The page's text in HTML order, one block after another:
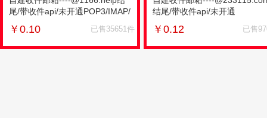
尾/带收件api/未开通POP3/IMAP/
￥ 0.10 已售35651件
结尾/带收件api/未开通
￥0.12 已售